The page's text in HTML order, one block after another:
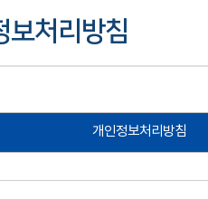
보처리방침
개인정보처리방침